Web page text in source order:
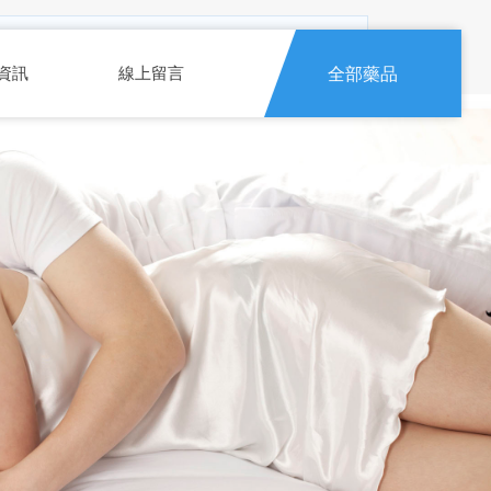
訊 線上留言 全部藥品
常，或正在服用硝酸鹽類、抗憂鬱藥、精神科藥